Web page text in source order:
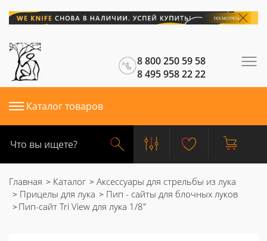
8 800 250 59 58
8 495 958 22 22
Каталог товаров
Главная Каталог
Аксессуары для стрельбы из лука
Прицелы для лука
Пип - сайты для блочных луков
Пип-сайт Tri View для лука 1/8"